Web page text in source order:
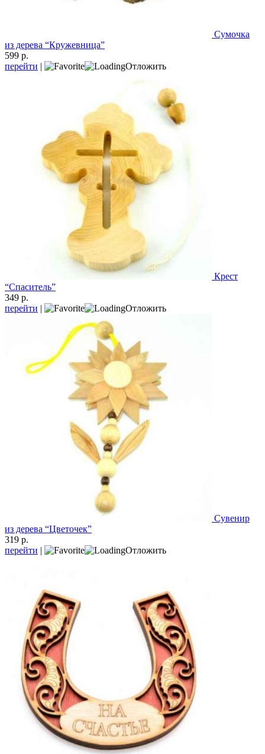
Сумочка
из дерева “Кружевница”
599 р.
перейти | Отложить
Крест
“Спаситель”
349 р.
перейти | Отложить
Сувенир
из дерева “Цветочек”
319 р.
перейти | Отложить